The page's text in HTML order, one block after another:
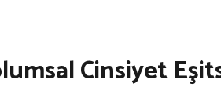
Cinsiyet